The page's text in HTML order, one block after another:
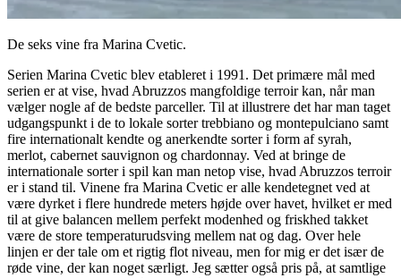
De seks vine fra Marina Cvetic.
Serien Marina Cvetic blev etableret i 1991. Det primære mål med
serien er at vise, hvad Abruzzos mangfoldige terroir kan, når man
vælger nogle af de bedste parceller. Til at illustrere det har man taget
udgangspunkt i de to lokale sorter trebbiano og montepulciano samt
fire internationalt kendte og anerkendte sorter i form af syrah,
merlot, cabernet sauvignon og chardonnay. Ved at bringe de
internationale sorter i spil kan man netop vise, hvad Abruzzos terroir
er i stand til. Vinene fra Marina Cvetic er alle kendetegnet ved at
være dyrket i flere hundrede meters højde over havet, hvilket er med
til at give balancen mellem perfekt modenhed og friskhed takket
være de store temperaturudsving mellem nat og dag. Over hele
linjen er der tale om et rigtig flot niveau, men for mig er det især de
røde vine, der kan noget særligt. Jeg sætter også pris på, at samtlige